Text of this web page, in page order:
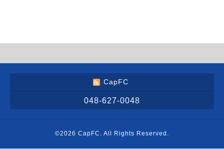
CapFC
048-627-0048
©2026 CapFC . All Rights Reserved.